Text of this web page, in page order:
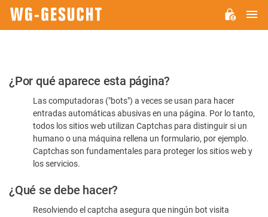
Por
favor,
confirme
humano
¿Por qué aparece esta página?
Las computadoras ("bots") a veces se usan para hacer
entradas automáticas abusivas en una página. Por lo tanto,
todos los sitios web utilizan Captchas para distinguir si un
humano o una máquina rellena un formulario, por ejemplo.
Captchas son fundamentales para proteger los sitios web y
los servicios.
¿Qué se debe hacer?
Resolviendo el captcha asegura que ningún bot visita